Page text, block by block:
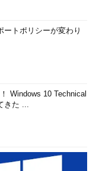
複数の問題の修正な
される内容を確認し
たい問題がない）場
今回の修正内容は、
的な更新プログラム
ちなみに、「更新の
「Known issues in
題）」のリストの中
ートポリシーが変わり
Windows 10 Technical
きた ...